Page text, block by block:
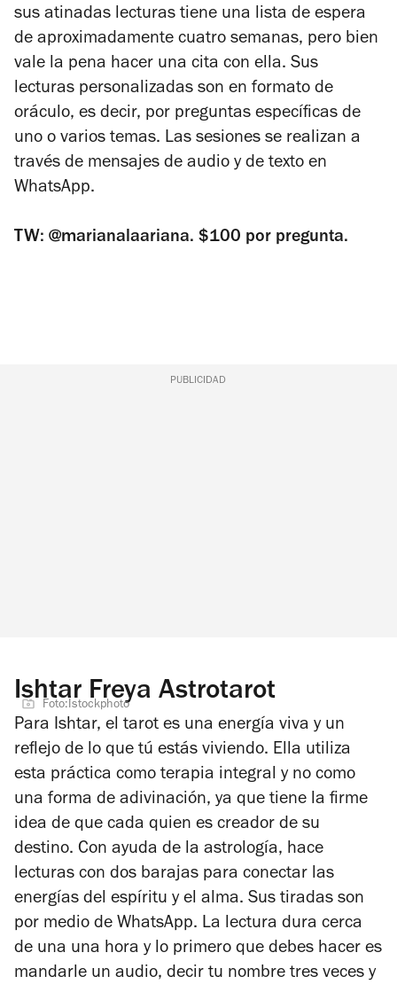
sus atinadas lecturas tiene una lista de espera
de aproximadamente cuatro semanas, pero bien
vale la pena hacer una cita con ella. Sus
lecturas personalizadas son en formato de
oráculo, es decir, por preguntas específicas de
uno o varios temas. Las sesiones se realizan a
través de mensajes de audio y de texto en
WhatsApp.
TW: @marianalaariana. $100 por pregunta.
PUBLICIDAD
Ishtar Freya Astrotarot
Foto:Istockphoto
Para Ishtar, el tarot es una energía viva y un
reflejo de lo que tú estás viviendo. Ella utiliza
esta práctica como terapia integral y no como
una forma de adivinación, ya que tiene la firme
idea de que cada quien es creador de su
destino. Con ayuda de la astrología, hace
lecturas con dos barajas para conectar las
energías del espíritu y el alma. Sus tiradas son
por medio de WhatsApp. La lectura dura cerca
de una una hora y lo primero que debes hacer es
mandarle un audio, decir tu nombre tres veces y